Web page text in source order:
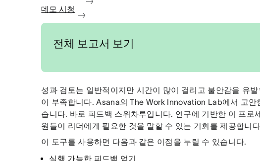
데모 시청
전체 보고서 보기
성과 검토는 일반적이지만 시간이 많이 걸리고 불안감을 유
이 부족합니다. Asana의 The Work Innovation Lab에서 고안
습니다. 바로 피드백 스위차루입니다. 연구에 기반한 이 프로
원들이 리더에게 필요한 것을 말할 수 있는 기회를 제공합니
이 도구를 사용하면 다음과 같은 이점을 누릴 수 있습니다.
실행 가능한 피드백 얻기